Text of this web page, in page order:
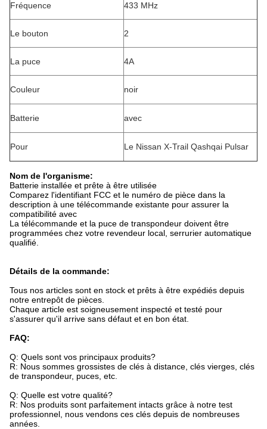
Fréquence 433 MHz
Le bouton 2
La puce 4A
Couleur noir
Batterie avec
Pour Le Nissan X-Trail Qashqai Pulsar
Nom de l'organisme:
Batterie installée et prête à être utilisée
Comparez l'identifiant FCC et le numéro de pièce dans la
description à une télécommande existante pour assurer la
compatibilité avec
La télécommande et la puce de transpondeur doivent être
programmées chez votre revendeur local, serrurier automatique
qualifié.
Détails de la commande:
Tous nos articles sont en stock et prêts à être expédiés depuis
notre entrepôt de pièces.
Chaque article est soigneusement inspecté et testé pour
s'assurer qu'il arrive sans défaut et en bon état.
FAQ:
Q: Quels sont vos principaux produits?
R: Nous sommes grossistes de clés à distance, clés vierges, clés
de transpondeur, puces, etc.
Q: Quelle est votre qualité?
R: Nos produits sont parfaitement intacts grâce à notre test
professionnel, nous vendons ces clés depuis de nombreuses
années.